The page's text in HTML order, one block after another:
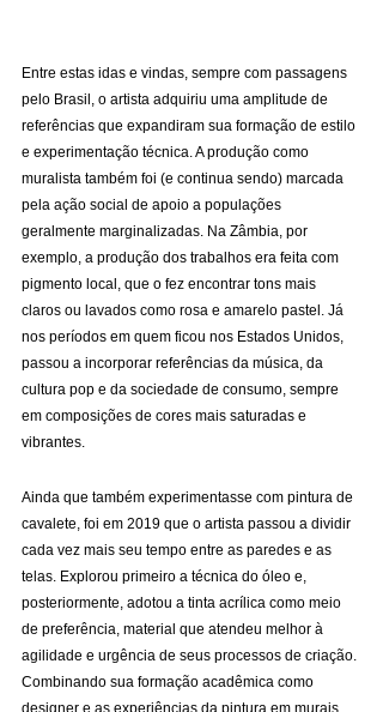
Entre estas idas e vindas, sempre com passagens
pelo Brasil, o artista adquiriu uma amplitude de
referências que expandiram sua formação de estilo
e experimentação técnica. A produção como
muralista também foi (e continua sendo) marcada
pela ação social de apoio a populações
geralmente marginalizadas. Na Zâmbia, por
exemplo, a produção dos trabalhos era feita com
pigmento local, que o fez encontrar tons mais
claros ou lavados como rosa e amarelo pastel. Já
nos períodos em quem ficou nos Estados Unidos,
passou a incorporar referências da música, da
cultura pop e da sociedade de consumo, sempre
em composições de cores mais saturadas e
vibrantes.
Ainda que também experimentasse com pintura de
cavalete, foi em 2019 que o artista passou a dividir
cada vez mais seu tempo entre as paredes e as
telas. Explorou primeiro a técnica do óleo e,
posteriormente, adotou a tinta acrílica como meio
de preferência, material que atendeu melhor à
agilidade e urgência de seus processos de criação.
Combinando sua formação acadêmica como
designer e as experiências da pintura em murais,